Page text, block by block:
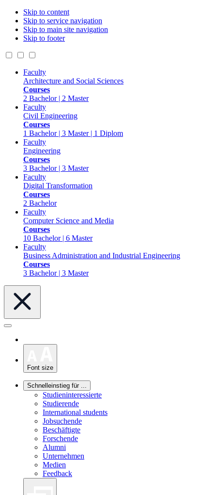
Skip to content
Skip to service navigation
Skip to main site navigation
Skip to footer
Faculty
Architecture and Social Sciences
Courses
2 Bachelor | 2 Master
Faculty
Civil Engineering
Courses
1 Bachelor | 3 Master | 1 Diplom
Faculty
Engineering
Courses
3 Bachelor | 3 Master
Faculty
Digital Transformation
Courses
2 Bachelor
Faculty
Computer Science and Media
Courses
10 Bachelor | 6 Master
Faculty
Business Administration and Industrial Engineering
Courses
3 Bachelor | 3 Master
Font size
Schnelleinstieg für ...
Studieninteressierte
Studierende
International students
Jobsuchende
Beschäftigte
Forschende
Alumni
Unternehmen
Medien
Feedback